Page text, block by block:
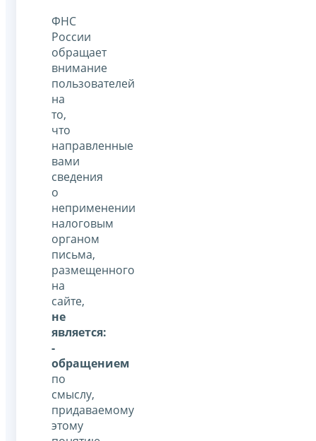
ФНС
России
обращает
внимание
пользователей
на
то,
что
направленные
вами
сведения
о
неприменении
налоговым
органом
письма,
размещенного
на
сайте,
не
является:
-
обращением
по
смыслу,
придаваемому
этому